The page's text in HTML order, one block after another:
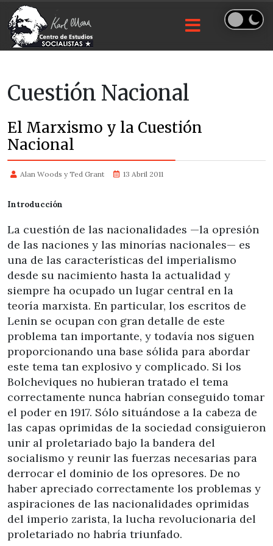
Cuestión Nacional
El Marxismo y la Cuestión
Nacional
Alan Woods y Ted Grant 13 Abril 2011
Introducción
La cuestión de las nacionalidades —la opresión
de las naciones y las minorías nacionales— es
una de las características del imperialismo
desde su nacimiento hasta la actualidad y
siempre ha ocupado un lugar central en la
teoría marxista. En particular, los escritos de
Lenin se ocupan con gran detalle de este
problema tan importante, y todavía nos siguen
proporcionando una base sólida para abordar
este tema tan explosivo y complicado. Si los
Bolcheviques no hubieran tratado el tema
correctamente nunca habrían conseguido tomar
el poder en 1917. Sólo situándose a la cabeza de
las capas oprimidas de la sociedad consiguieron
unir al proletariado bajo la bandera del
socialismo y reunir las fuerzas necesarias para
derrocar el dominio de los opresores. De no
haber apreciado correctamente los problemas y
aspiraciones de las nacionalidades oprimidas
del imperio zarista, la lucha revolucionaria del
proletariado no habría triunfado.